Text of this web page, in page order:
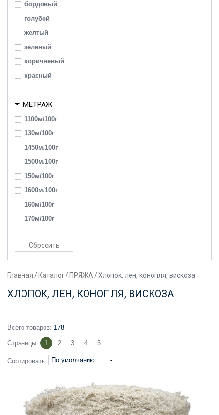
бордовый
голубой
желтый
зеленый
коричневый
красный
розовый
серый
синий
фиолетовый
черный
МЕТРАЖ
1100м/100г
130м/100г
1450м/100г
1500м/100г
150м/100г
1600м/100г
160м/100г
170м/100г
200м/100г
2200м/100г
220м/100г
230м/100г
270м/100г
280м/100г
3000м/100г
320м/100г
3400м/100г
Главная/ Каталог/ ПРЯЖА/Хлопок, лен, конопля, вискоза
ХЛОПОК, ЛЕН, КОНОПЛЯ, ВИСКОЗА
Всего товаров: 178
Страницы: 1 2 3 4 5
Сортировать: По умолчанию